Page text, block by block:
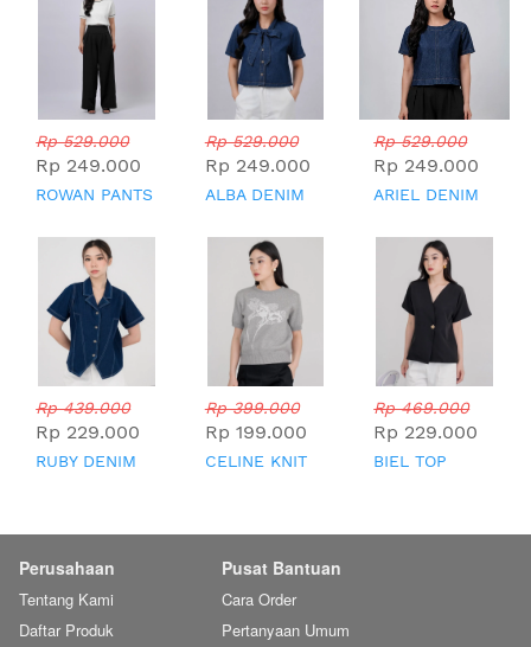
Rp 529.000
Rp 249.000
ROWAN PANTS
Rp 529.000
Rp 249.000
ALBA DENIM
Rp 529.000
Rp 249.000
ARIEL DENIM
Rp 439.000
Rp 229.000
RUBY DENIM
Rp 399.000
Rp 199.000
CELINE KNIT
Rp 469.000
Rp 229.000
BIEL TOP
Perusahaan
Tentang Kami
Daftar Produk
Pusat Bantuan
Cara Order
Pertanyaan Umum